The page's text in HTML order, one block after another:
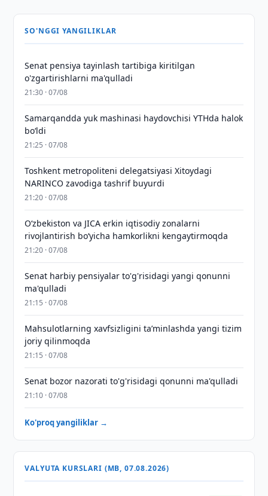
SO'NGGI YANGILIKLAR
Senat pensiya tayinlash tartibiga kiritilgan
o'zgartirishlarni ma'qulladi
21:30 · 07/08
Samarqandda yuk mashinasi haydovchisi YTHda halok
bo‘ldi
21:25 · 07/08
Toshkent metropoliteni delegatsiyasi Xitoydagi
NARINCO zavodiga tashrif buyurdi
21:20 · 07/08
Oʻzbekiston va JICA erkin iqtisodiy zonalarni
rivojlantirish boʻyicha hamkorlikni kengaytirmoqda
21:20 · 07/08
Senat harbiy pensiyalar to'g'risidagi yangi qonunni
ma'qulladi
21:15 · 07/08
Mahsulotlarning xavfsizligini taʼminlashda yangi tizim
joriy qilinmoqda
21:15 · 07/08
Senat bozor nazorati to'g'risidagi qonunni ma'qulladi
21:10 · 07/08
Ko'proq yangiliklar →
VALYUTA KURSLARI (MB, 07.08.2026)